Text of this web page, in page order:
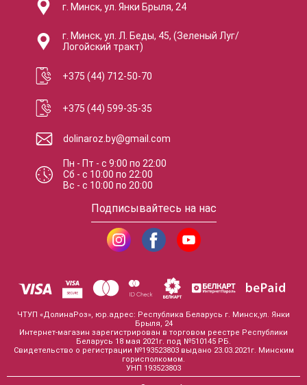
г. Минск, ул. Янки Брыля, 24
г. Минск, ул. Л. Беды, 45, (Зеленый Луг/
Логойский тракт)
+375 (44) 712-50-70
+375 (44) 599-35-35
dolinaroz.by@gmail.com
Пн - Пт -с 9:00по 22:00
Сб -с 10:00по 22:00
Вс -с 10:00по 20:00
Подписывайтесь на нас
ЧТУП «ДолинаРоз», юр.адрес: Республика Беларусь г. Минск,ул. Янки
Брыля, 24
Интернет-магазин зарегистрирован в торговом реестре Республики
Беларусь 18 мая 2021г. под №510145 РБ.
Свидетельство о регистрации №193523803 выдано 23.03.2021г. Минским
горисполкомом.
УНП 193523803